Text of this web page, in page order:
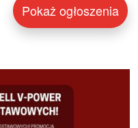
Pokaż ogłoszenia